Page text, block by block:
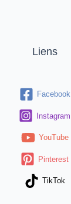
Liens
Facebook
Instagram
YouTube
Pinterest
TikTok